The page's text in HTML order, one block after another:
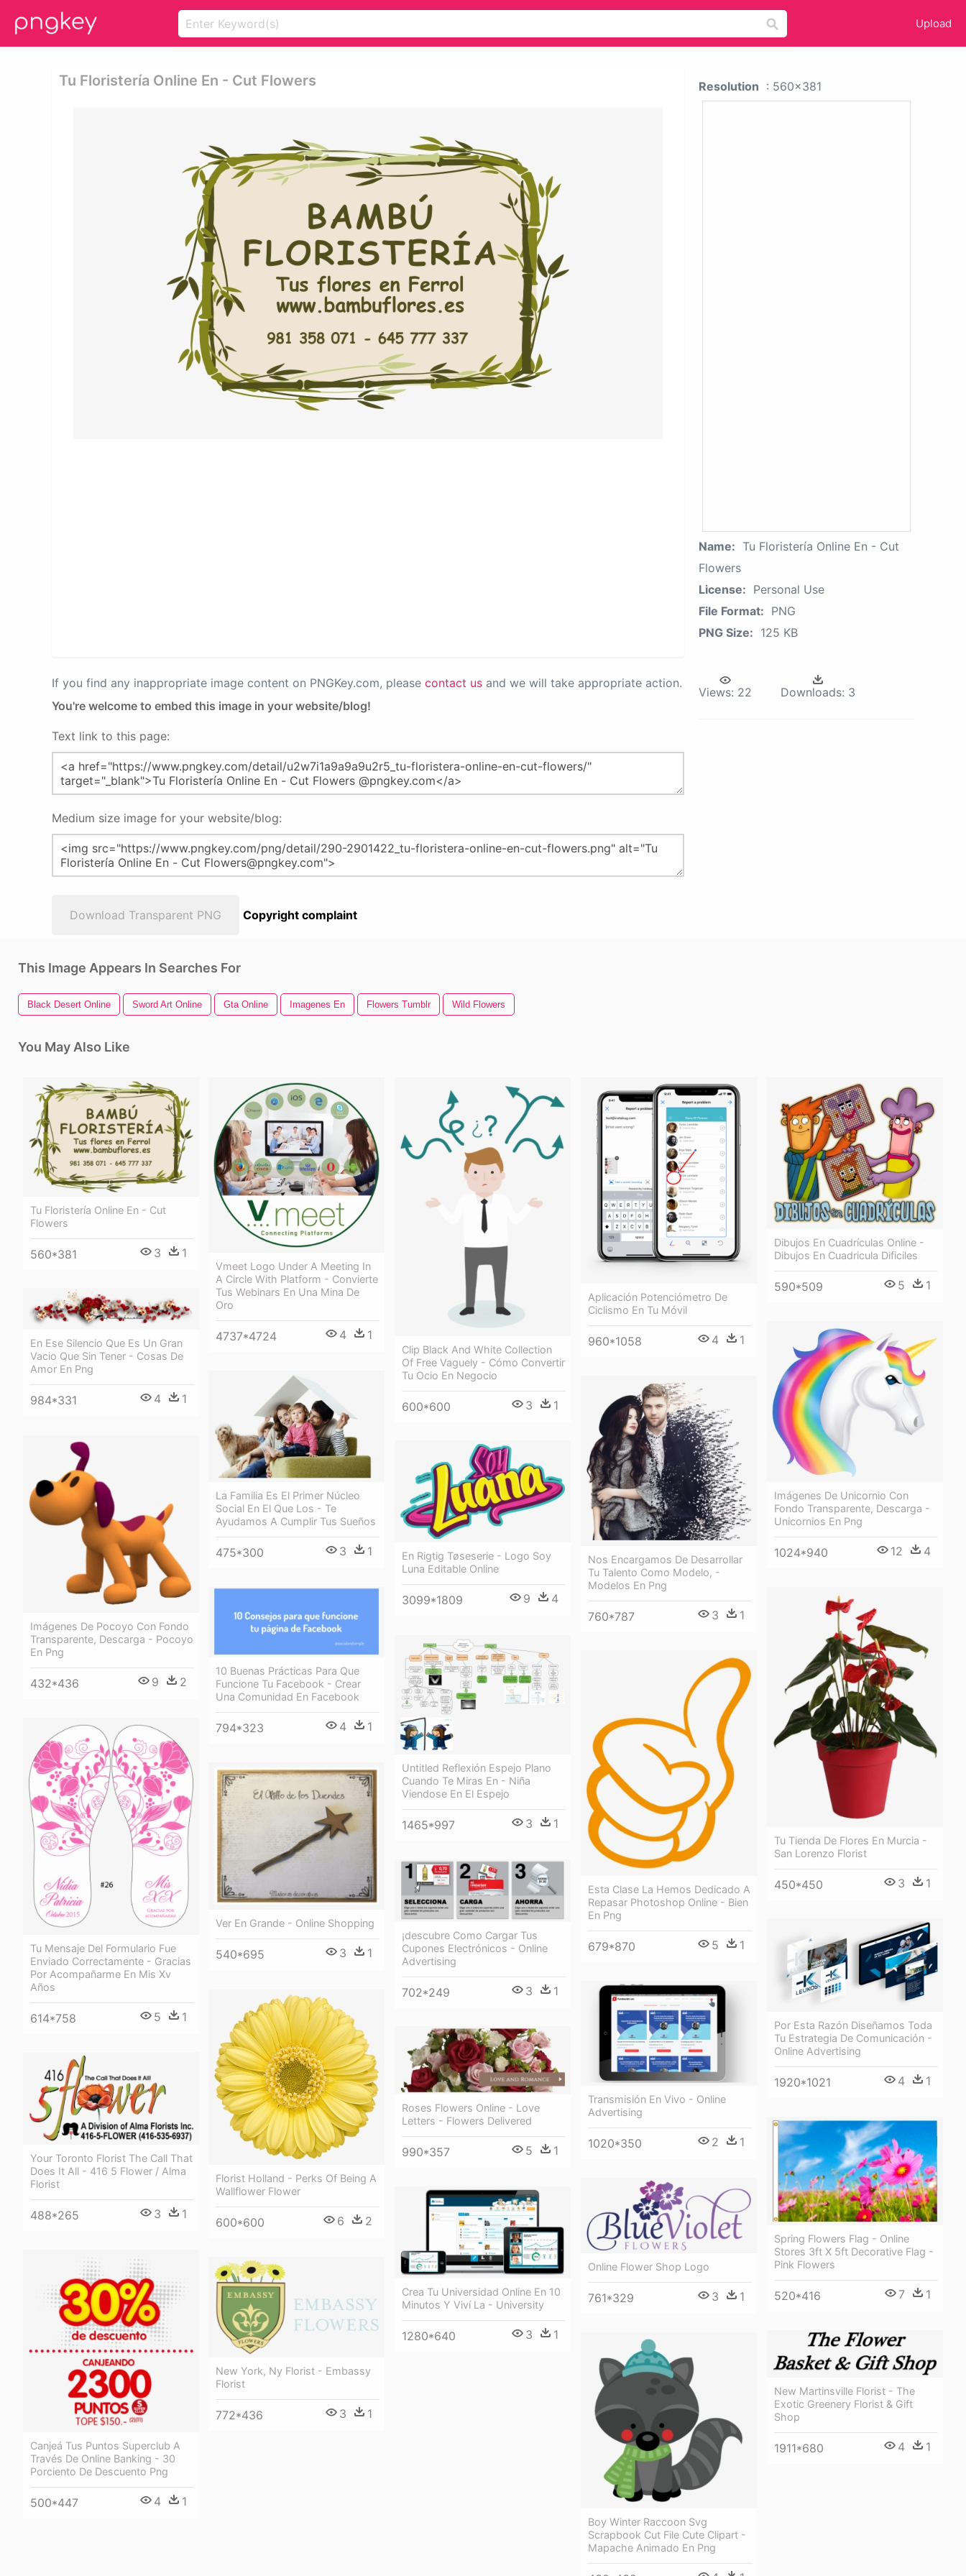
Upload
Tu Floristería Online En - Cut Flowers
If you find any inappropriate image content on PNGKey.com, please contact us and we will take appropriate action.
You're welcome to embed this image in your website/blog!
Text link to this page:
Medium size image for your website/blog:
Download Transparent PNG Copyright complaint
Resolution : 560x381
Name: Tu Floristería Online En - Cut
Flowers
License: Personal Use
File Format: PNG
PNG Size: 125 KB
Views: 22 Downloads: 3
This Image Appears In Searches For
Black Desert Online Sword Art Online Gta Online Imagenes En Flowers Tumblr Wild Flowers
You May Also Like
Tu Floristería Online En - Cut
Flowers
560*381 3 1
Vmeet Logo Under A Meeting In
A Circle With Platform - Convierte
Tus Webinars En Una Mina De
Oro
4737*4724 4 1
Clip Black And White Collection
Of Free Vaguely - Cómo Convertir
Tu Ocio En Negocio
600*600 3 1
Aplicación Potenciómetro De
Ciclismo En Tu Móvil
960*1058 4 1
Dibujos En Cuadrículas Online -
Dibujos En Cuadricula Dificiles
590*509 5 1
En Ese Silencio Que Es Un Gran
Vacio Que Sin Tener - Cosas De
Amor En Png
984*331 4 1
Imágenes De Unicornio Con
Fondo Transparente, Descarga -
Unicornios En Png
1024*940 12 4
La Familia Es El Primer Núcleo
Social En El Que Los - Te
Ayudamos A Cumplir Tus Sueños
475*300 3 1
Nos Encargamos De Desarrollar
Tu Talento Como Modelo, -
Modelos En Png
760*787 3 1
Imágenes De Pocoyo Con Fondo
Transparente, Descarga - Pocoyo
En Png
432*436 9 2
En Rigtig Tøseserie - Logo Soy
Luna Editable Online
3099*1809 9 4
10 Buenas Prácticas Para Que
Funcione Tu Facebook - Crear
Una Comunidad En Facebook
794*323 4 1
Tu Tienda De Flores En Murcia -
San Lorenzo Florist
450*450 3 1
Untitled Reflexión Espejo Plano
Cuando Te Miras En - Niña
Viendose En El Espejo
1465*997 3 1
Esta Clase La Hemos Dedicado A
Repasar Photoshop Online - Bien
En Png
679*870 5 1
Tu Mensaje Del Formulario Fue
Enviado Correctamente - Gracias
Por Acompañarme En Mis Xv
Años
614*758 5 1
Ver En Grande - Online Shopping
540*695 3 1
¡descubre Como Cargar Tus
Cupones Electrónicos - Online
Advertising
702*249 3 1
Por Esta Razón Diseñamos Toda
Tu Estrategia De Comunicación -
Online Advertising
1920*1021 4 1
Transmisión En Vivo - Online
Advertising
1020*350 2 1
Florist Holland - Perks Of Being A
Wallflower Flower
600*600 6 2
Roses Flowers Online - Love
Letters - Flowers Delivered
990*357 5 1
Your Toronto Florist The Call That
Does It All - 416 5 Flower / Alma
Florist
488*265 3 1
Spring Flowers Flag - Online
Stores 3ft X 5ft Decorative Flag -
Pink Flowers
520*416 7 1
Online Flower Shop Logo
761*329 3 1
Crea Tu Universidad Online En 10
Minutos Y Viví La - University
1280*640 3 1
Canjeá Tus Puntos Superclub A
Través De Online Banking - 30
Porciento De Descuento Png
500*447 4 1
New York, Ny Florist - Embassy
Florist
772*436 3 1
New Martinsville Florist - The
Exotic Greenery Florist & Gift
Shop
1911*680 4 1
Boy Winter Raccoon Svg
Scrapbook Cut File Cute Clipart -
Mapache Animado En Png